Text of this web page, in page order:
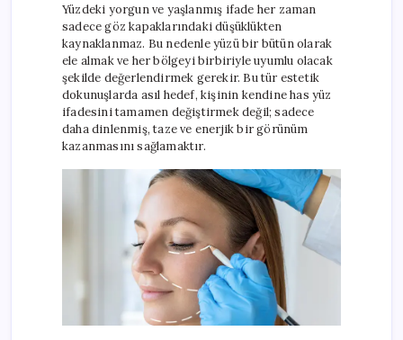
Yüzdeki yorgun ve yaşlanmış ifade her zaman
sadece göz kapaklarındaki düşüklükten
kaynaklanmaz. Bu nedenle yüzü bir bütün olarak
ele almak ve her bölgeyi birbiriyle uyumlu olacak
şekilde değerlendirmek gerekir. Bu tür estetik
dokunuşlarda asıl hedef, kişinin kendine has yüz
ifadesini tamamen değiştirmek değil; sadece
daha dinlenmiş, taze ve enerjik bir görünüm
kazanmasını sağlamaktır.